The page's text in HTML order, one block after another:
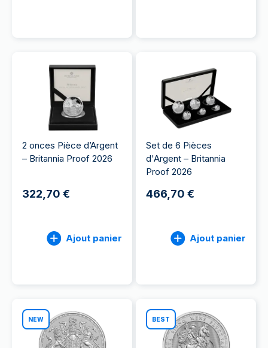
2 onces Pièce d’Argent
– Britannia Proof 2026
322,70 €
Ajout panier
Set de 6 Pièces
d'Argent – Britannia
Proof 2026
466,70 €
Ajout panier
NEW BEST